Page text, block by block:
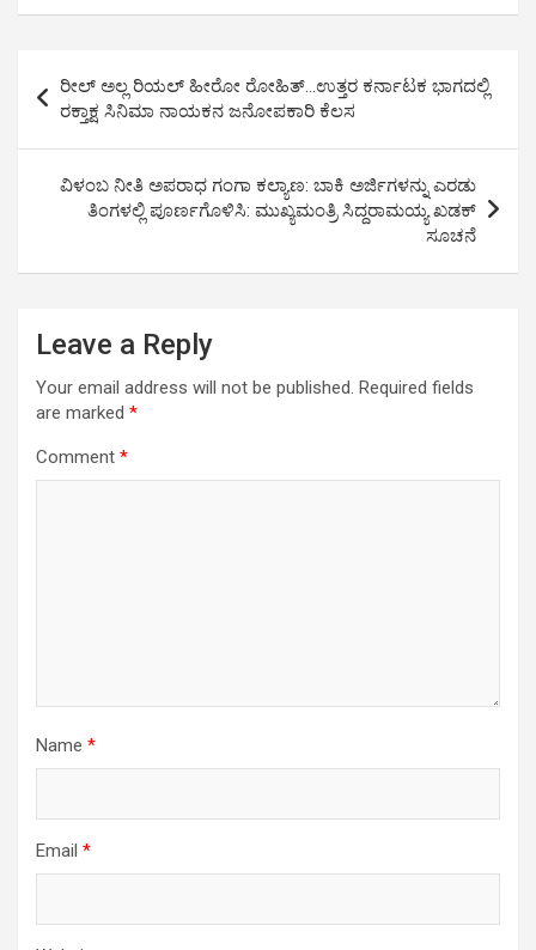
at
A
p
p
ce
b
o
o
k
tt
er
ail py
Li
n
k
ar
navigation
ರೀಲ್ ಅಲ್ಲ ರಿಯಲ್ ಹೀರೋ ರೋಹಿತ್…ಉತ್ತರ ಕರ್ನಾಟಕ ಭಾಗದಲ್ಲಿ
ರಕ್ತಾಕ್ಷ ಸಿನಿಮಾ ನಾಯಕನ ಜನೋಪಕಾರಿ ಕೆಲಸ
ವಿಳಂಬ ನೀತಿ ಅಪರಾಧ ಗಂಗಾ ಕಲ್ಯಾಣ: ಬಾಕಿ ಅರ್ಜಿಗಳನ್ನು ಎರಡು
ತಿಂಗಳಲ್ಲಿ ಪೂರ್ಣಗೊಳಿಸಿ: ಮುಖ್ಯಮಂತ್ರಿ ಸಿದ್ದರಾಮಯ್ಯ ಖಡಕ್
ಸೂಚನೆ
Leave a Reply
Your email address will not be published. Required fields
are marked *
Comment *
Name *
Email *